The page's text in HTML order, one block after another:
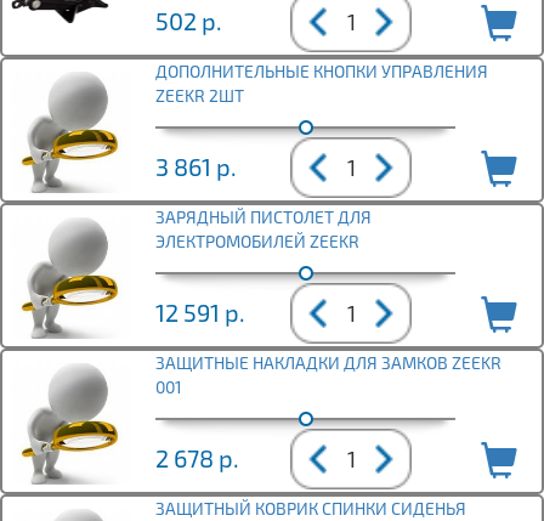
502 р.
ДОПОЛНИТЕЛЬНЫЕ КНОПКИ УПРАВЛЕНИЯ
ZEEKR 2ШТ
3 861 р.
ЗАРЯДНЫЙ ПИСТОЛЕТ ДЛЯ
ЭЛЕКТРОМОБИЛЕЙ ZEEKR
12 591 р.
ЗАЩИТНЫЕ НАКЛАДКИ ДЛЯ ЗАМКОВ ZEEKR
001
2 678 р.
ЗАЩИТНЫЙ КОВРИК СПИНКИ СИДЕНЬЯ